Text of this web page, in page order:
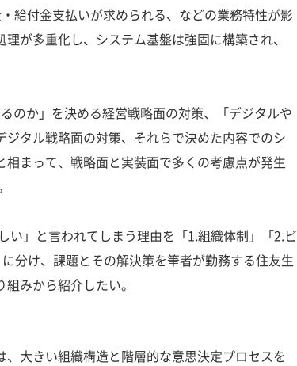
給付金支払いが求められる、などの業務特性が影
が多重化し、システム基盤は強固に構築され、
のか」を決める経営戦略面の対策、「デジタルや
タル戦略面の対策、それらで決めた内容でのシ
まって、戦略面と実装面で多くの考慮点が発生
い」と言われてしまう理由を「1.組織体制」「2.ビ
分け、課題とその解決策を筆者が勤務する住友生
みから紹介したい。
大きい組織構造と階層的な意思決定プロセスを